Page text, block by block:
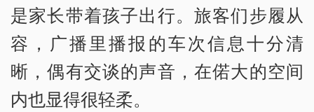
是家长带着孩子出行。旅客们步履从
容，广播里播报的车次信息十分清
晰，偶有交谈的声音，在偌大的空间
内也显得很轻柔。